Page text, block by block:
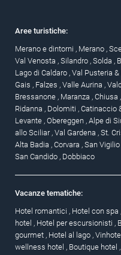
Aree turistiche:
Merano e dintorni , Merano ,
Val Venosta , Silandro , Solda ,
Lago di Caldaro , Val Pusteria &
Gais , Falzes , Valle Aurina ,
Bressanone , Maranza , Chiusa ,
Ridanna , Dolomiti , Catinaccio
Levante , Obereggen , Alpe di
allo Sciliar , Val Gardena , St.
Alta Badia , Corvara , San
San Candido , Dobbiaco
Vacanze tematiche:
Hotel romantici , Hotel con spa
hotel , Hotel per escursionisti ,
gourmet , Hotel al lago , Vinhotel
wellness hotel , Boutique hotel ,